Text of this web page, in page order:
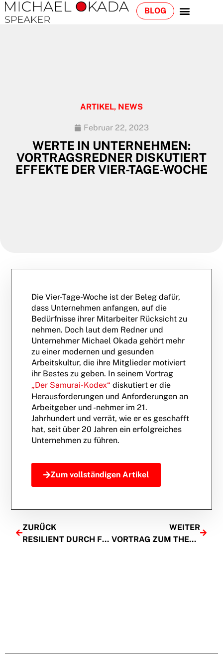
BLOG
ARTIKEL, NEWS
Februar 22, 2023
WERTE IN UNTERNEHMEN:
VORTRAGSREDNER DISKUTIERT
EFFEKTE DER VIER-TAGE-WOCHE
Die Vier-Tage-Woche ist der Beleg dafür,
dass Unternehmen anfangen, auf die
Bedürfnisse ihrer Mitarbeiter Rücksicht zu
nehmen. Doch laut dem Redner und
Unternehmer Michael Okada gehört mehr
zu einer modernen und gesunden
Arbeitskultur, die ihre Mitglieder motiviert
ihr Bestes zu geben. In seinem Vortrag
„Der Samurai-Kodex“ diskutiert er die
Herausforderungen und Anforderungen an
Arbeitgeber und -nehmer im 21.
Jahrhundert und verrät, wie er es geschafft
hat, seit über 20 Jahren ein erfolgreiches
Unternehmen zu führen.
Zum vollständigen Artikel
ZURÜCK
RESILIENT DURCH FILM UND FERNSEHEN
WEITER
VORTRAG ZUM THEMA ACHTSAMKEIT: WAS HAT TEE MIT KUNDENBEZIEHUNGEN ZU TUN?